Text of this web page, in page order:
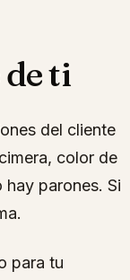
ti
del cliente
color de
parones. Si
para tu